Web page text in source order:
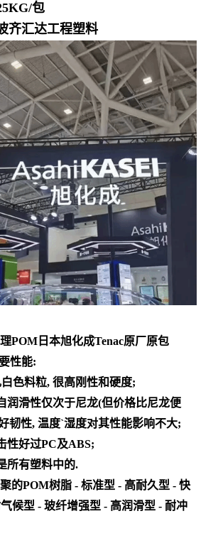
包
齐汇达工程塑料
POM日本旭化成Tenac原厂原包
性能:
色料粒, 很高刚性和硬度;
润滑性仅次于尼龙(但价格比尼龙便
韧性, 温度`湿度对其性能影响不大;
性好过PC及ABS;
所有塑料中的.
的POM树脂 - 标准型 - 高耐久型 - 快
候型 - 玻纤增强型 - 高润滑型 - 耐冲